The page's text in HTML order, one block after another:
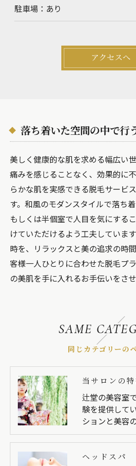
駐車場：あり
アクセスへ
落ち着いた空間の中で行
美しく健康的な肌を求める幅広い
痛みを感じることなく、効果的に
らかな肌を実感できる脱毛サービ
す。和風のモダンスタイルで落ち
もしくは半個室で人目を気にする
けていただけるよう工夫していま
時を、リラックスと美の追求の時
客様一人ひとりに合わせた脱毛プ
の美肌を手に入れるお手伝いをさ
同じカテゴリーの
SAME
当サロンの特
辻堂の美容室
験を提供して
ションと美容
ヘッドスパ